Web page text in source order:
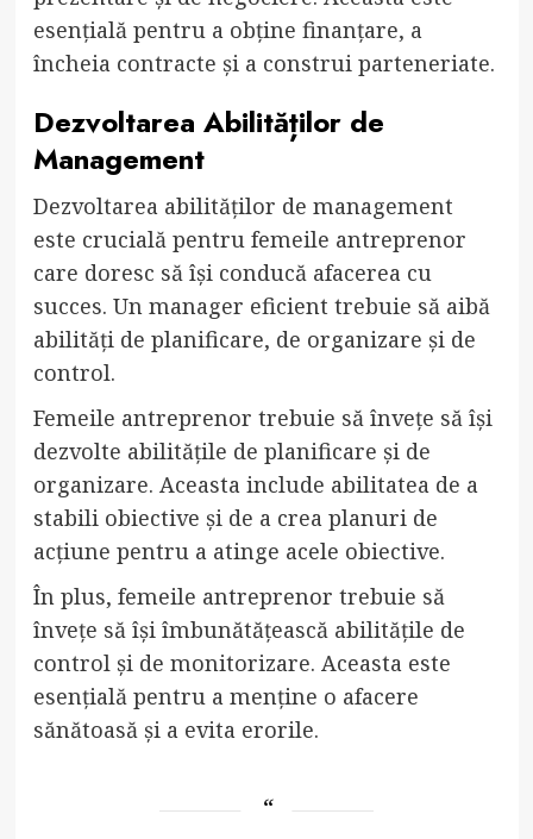
esențială pentru a obține finanțare, a
încheia contracte și a construi parteneriate.
Dezvoltarea Abilităților de
Management
Dezvoltarea abilităților de management
este crucială pentru femeile antreprenor
care doresc să își conducă afacerea cu
succes. Un manager eficient trebuie să aibă
abilități de planificare, de organizare și de
control.
Femeile antreprenor trebuie să învețe să își
dezvolte abilitățile de planificare și de
organizare. Aceasta include abilitatea de a
stabili obiective și de a crea planuri de
acțiune pentru a atinge acele obiective.
În plus, femeile antreprenor trebuie să
învețe să își îmbunătățească abilitățile de
control și de monitorizare. Aceasta este
esențială pentru a menține o afacere
sănătoasă și a evita erorile.